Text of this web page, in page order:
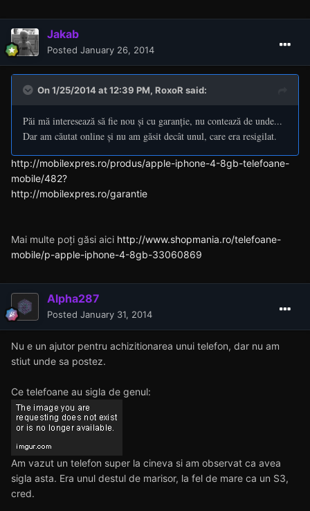
Jakab
Posted January 26, 2014
On 1/25/2014 at 12:39 PM, RoxoR said:
Păi mă interesează să fie nou și cu garanție, nu contează de unde...
Dar am căutat online și nu am găsit decât unul, care era resigilat.
http://mobilexpres.ro/produs/apple-iphone-4-8gb-telefoane-
mobile/482?
http://mobilexpres.ro/garantie
Mai multe poți găsi aici http://www.shopmania.ro/telefoane-
mobile/p-apple-iphone-4-8gb-33060869
Alpha287
Posted January 31, 2014
Nu e un ajutor pentru achizitionarea unui telefon, dar nu am
stiut unde sa postez.
Ce telefoane au sigla de genul:
Am vazut un telefon super la cineva si am observat ca avea
sigla asta. Era unul destul de marisor, la fel de mare ca un S3,
cred.